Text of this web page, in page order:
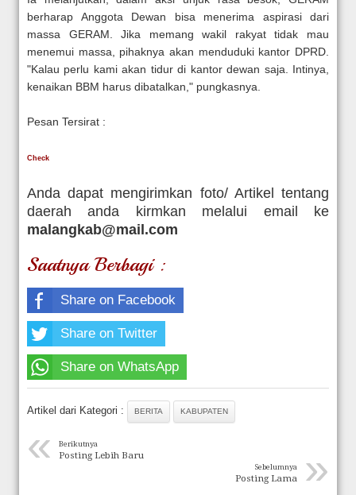
berharap Anggota Dewan bisa menerima aspirasi dari
massa GERAM. Jika memang wakil rakyat tidak mau
menemui massa, pihaknya akan menduduki kantor DPRD.
"Kalau perlu kami akan tidur di kantor dewan saja. Intinya,
kenaikan BBM harus dibatalkan," pungkasnya.
Pesan Tersirat :
Check
Anda dapat mengirimkan foto/ Artikel tentang
daerah anda kirmkan melalui email ke
malangkab@mail.com
Saatnya Berbagi :
Share on Facebook
Share on Twitter
Share on WhatsApp
Artikel dari Kategori : BERITA KABUPATEN
« Berikutnya
Posting Lebih Baru »
Sebelumnya
Posting Lama